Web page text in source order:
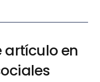
artículo en